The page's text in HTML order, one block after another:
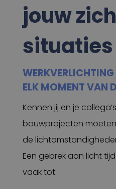
jouw
situaties
ELK MOMENT VAN
Kennen jij en je
bouwprojecten
de
Een gebrek aan licht
vaak tot: